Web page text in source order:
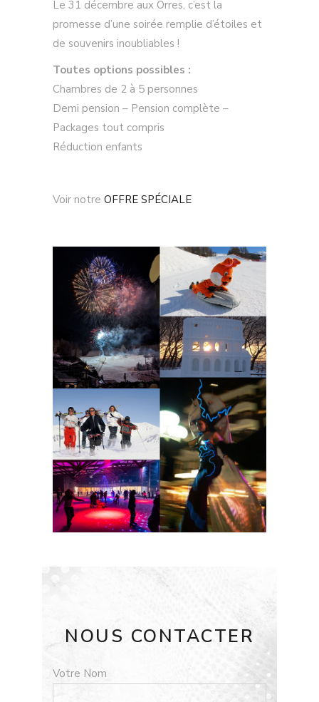
Le 31 décembre aux Orres, c’est la
promesse d’une soirée remplie d’étoiles et
de souvenirs inoubliables !
Toutes options possibles :
Chambres de 2 à 5 personnes
Demi pension – Pension complète –
Packages tout compris
Réduction enfants
Voir notre OFFRE SPÉCIALE
NOUS CONTACTER
Votre Nom